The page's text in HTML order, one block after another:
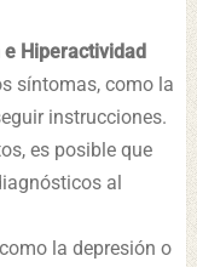
Hiperactividad
síntomas, como la
instrucciones.
es posible que
al
la depresión o